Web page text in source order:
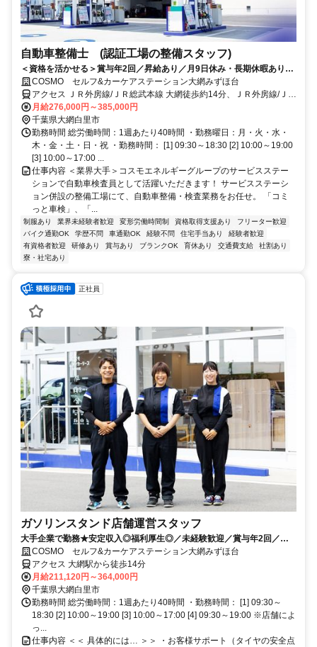
自動車整備士 (認証工場の整備スタッフ)
＜資格を活かせる＞賞与年2回／昇給あり／月9日休み・長期休暇あり／
残業20時間以内／福利厚生や制度も充実◎／資格取得支援制度あり
COSMO セルフ&カーケアステーション大網みずほ台
アクセス ＪＲ外房線/ＪＲ総武本線 大網徒歩約14分、ＪＲ外房線/ＪＲ
総武本線 大網徒歩約14分、ＪＲ外房線/ＪＲ総武本線 永田（千葉県）
徒歩約18分 大網駅から徒歩14分
月給276,000円～385,000円
千葉県大網白里市
勤務時間 総労働時間：1週あたり40時間 ・勤務曜日：月・火・水・
木・金・土・日・祝 ・勤務時間： [1] 09:30～18:30 [2] 10:00～19:00
[3] 10:00～17:00 ...
仕事内容 ＜業界大手＞コスモエネルギーグループのサービスステー
ションで自動車検査員として活躍いただきます！ サービスステーシ
ョン併設の整備工場にて、自動車整備・検査業務をお任せ。 「コミ
っと車検」、「...
制服あり 業界未経験者歓迎 変形労働時間制 資格取得支援あり
フリーター歓迎
バイク通勤OK
学歴不問 車通勤OK 経験不問 住宅手当あり
経験者歓迎
有資格者歓迎
研修あり 賞与あり ブランクOK 育休あり 交通費支給
社割あり
寮・社宅あり
正社員
ガソリンスタンド店舗運営スタッフ
大手企業で勤務★安定収入◎福利厚生◎／未経験歓迎／賞与年2回／月9
～12日休み+休暇制度も充実◎／サービス残業無し
COSMO セルフ&カーケアステーション大網みずほ台
アクセス 大網駅から徒歩14分
月給211,120円～364,000円
千葉県大網白里市
勤務時間 総労働時間：1週あたり40時間 ・勤務時間： [1] 09:30～
18:30 [2] 10:00～19:00 [3] 10:00～17:00 [4] 09:30～19:00 ※店舗によ
っ...
仕事内容 ＜＜ 具体的には… ＞＞ ・お客様サポート（タイヤの安全点